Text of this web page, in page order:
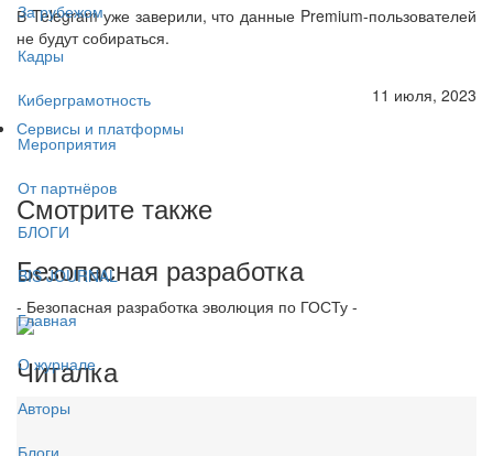
За рубежом
Кадры
Киберграмотность
Мероприятия
От партнёров
БЛОГИ
BIS JOURNAL
Главная
О журнале
Авторы
Блоги
В Telegram уже заверили, что данные Premium-пользователей
не будут собираться.
11 июля, 2023
Сервисы и платформы
Смотрите также
Безопасная разработка
- Безопасная разработка эволюция по ГОСТу -
Читалка